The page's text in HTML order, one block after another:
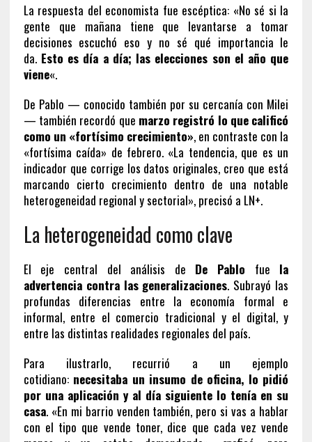
La respuesta del economista fue escéptica: «No sé si la
gente que mañana tiene que levantarse a tomar
decisiones escuchó eso y no sé qué importancia le
da. Esto es día a día; las elecciones son el año que
viene«.
De Pablo — conocido también por su cercanía con Milei
— también recordó que marzo registró lo que calificó
como un «fortísimo crecimiento», en contraste con la
«fortísima caída» de febrero. «La tendencia, que es un
indicador que corrige los datos originales, creo que está
marcando cierto crecimiento dentro de una notable
heterogeneidad regional y sectorial», precisó a LN+.
La heterogeneidad como clave
El eje central del análisis de De Pablo fue la
advertencia contra las generalizaciones. Subrayó las
profundas diferencias entre la economía formal e
informal, entre el comercio tradicional y el digital, y
entre las distintas realidades regionales del país.
Para ilustrarlo, recurrió a un ejemplo
cotidiano: necesitaba un insumo de oficina, lo pidió
por una aplicación y al día siguiente lo tenía en su
casa. «En mi barrio venden también, pero si vas a hablar
con el tipo que vende toner, dice que cada vez vende